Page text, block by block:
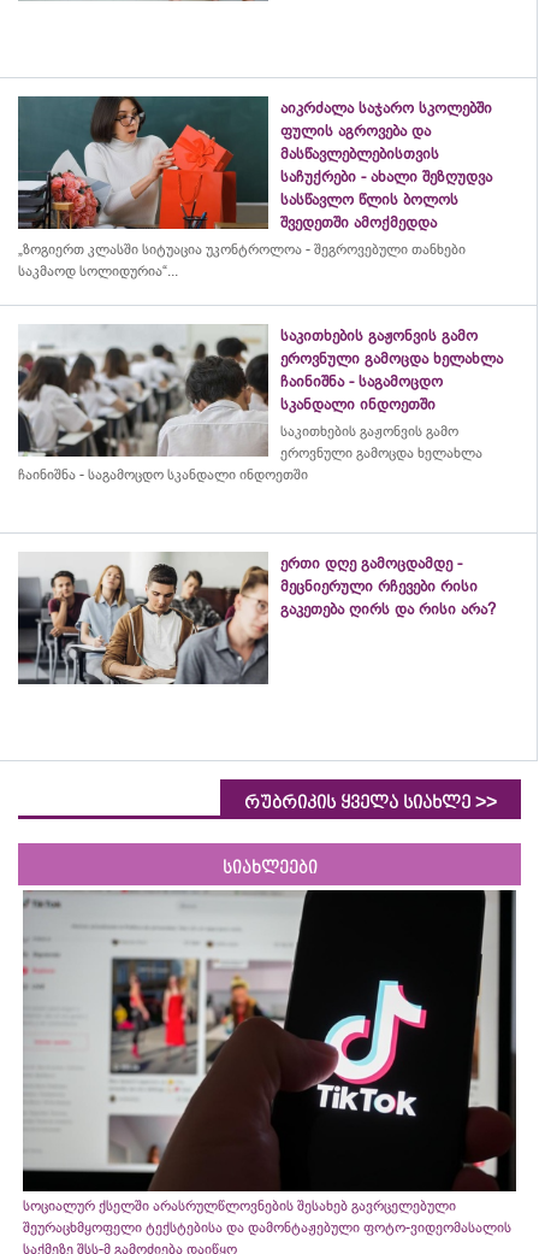
აიკრძალა საჯარო სკოლებში
ფულის აგროვება და
მასწავლებლებისთვის
საჩუქრები - ახალი შეზღუდვა
სასწავლო წლის ბოლოს
შვედეთში ამოქმედდა
„ზოგიერთ კლასში სიტუაცია უკონტროლოა - შეგროვებული თანხები
საკმაოდ სოლიდურია“...
საკითხების გაჟონვის გამო
ეროვნული გამოცდა ხელახლა
ჩაინიშნა - საგამოცდო
სკანდალი ინდოეთში
საკითხების გაჟონვის გამო
ეროვნული გამოცდა ხელახლა
ჩაინიშნა - საგამოცდო სკანდალი ინდოეთში
ერთი დღე გამოცდამდე -
მეცნიერული რჩევები რისი
გაკეთება ღირს და რისი არა?
რუბრიკის ყველა სიახლე >>
სიახლეები
სოციალურ ქსელში არასრულწლოვნების შესახებ გავრცელებული
შეურაცხმყოფელი ტექსტებისა და დამონტაჟებული ფოტო-ვიდეომასალის
საქმეზე შსს-მ გამოძიება დაიწყო